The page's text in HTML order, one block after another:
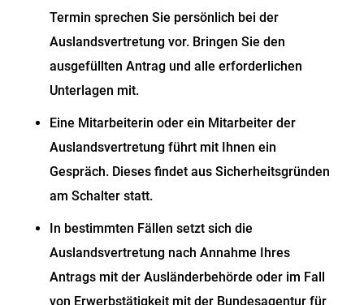
Termin sprechen Sie persönlich bei der
Auslandsvertretung vor. Bringen Sie den
ausgefüllten Antrag und alle erforderlichen
Unterlagen mit.
Eine Mitarbeiterin oder ein Mitarbeiter der
Auslandsvertretung führt mit Ihnen ein
Gespräch. Dieses findet aus Sicherheitsgründen
am Schalter statt.
In bestimmten Fällen setzt sich die
Auslandsvertretung nach Annahme Ihres
Antrags mit der Ausländerbehörde oder im Fall
von Erwerbstätigkeit mit der Bundesagentur für